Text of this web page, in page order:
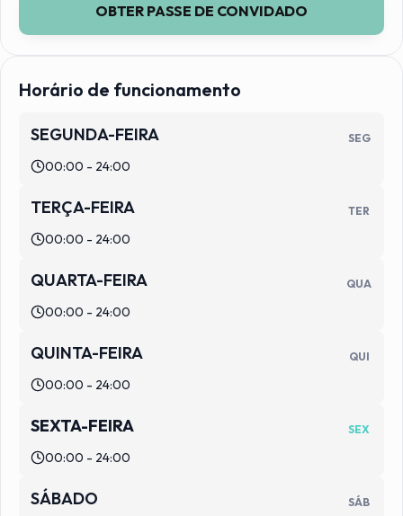
OBTER PASSE DE CONVIDADO
Horário de funcionamento
SEGUNDA-FEIRA SEG
00:00 - 24:00
TERÇA-FEIRA TER
00:00 - 24:00
QUARTA-FEIRA QUA
00:00 - 24:00
QUINTA-FEIRA QUI
00:00 - 24:00
SEXTA-FEIRA SEX
00:00 - 24:00
SÁBADO SÁB